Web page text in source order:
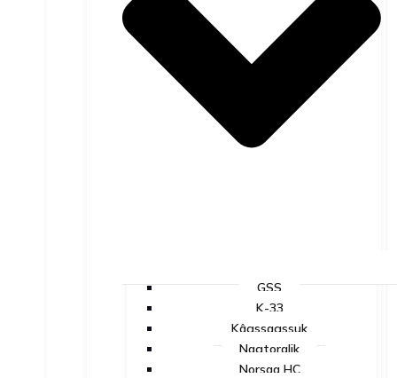
GSS
K-33
Kâgssagssuk
Nagtoralik
Norsaq HC